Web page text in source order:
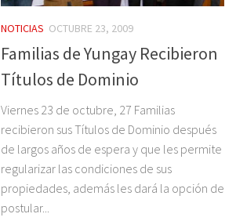
NOTICIAS OCTUBRE 23, 2009
Familias de Yungay Recibieron
Títulos de Dominio
Viernes 23 de octubre, 27 Familias
recibieron sus Títulos de Dominio después
de largos años de espera y que les permite
regularizar las condiciones de sus
propiedades, además les dará la opción de
postular...